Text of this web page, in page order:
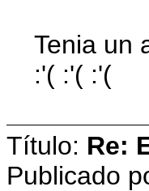
Tenia un
:'( :'( :'(
Título: Re:
Publicado